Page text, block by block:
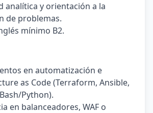
analítica y orientación a la
de problemas.
mínimo B2.
en automatización e
as Code (Terraform, Ansible,
Python).
en balanceadores, WAF o